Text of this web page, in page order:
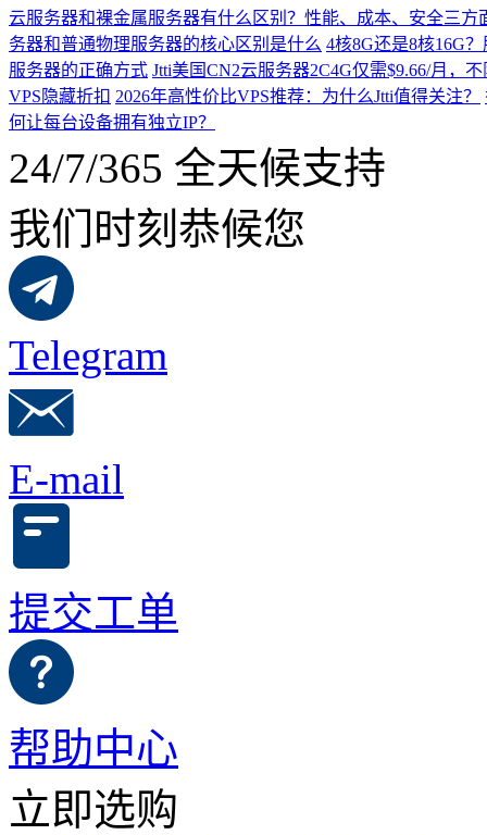
云服务器和裸金属服务器有什么区别？性能、成本、安全三方
务器和普通物理服务器的核心区别是什么 4核8G还是8核16G
服务器的正确方式 Jtti美国CN2云服务器2C4G仅需$9.66/月，
VPS隐藏折扣 2026年高性价比VPS推荐：为什么Jtti值得关注？
何让每台设备拥有独立IP？
24/7/365 全天候支持
我们时刻恭候您
Telegram
E-mail
提交工单
帮助中心
立即选购